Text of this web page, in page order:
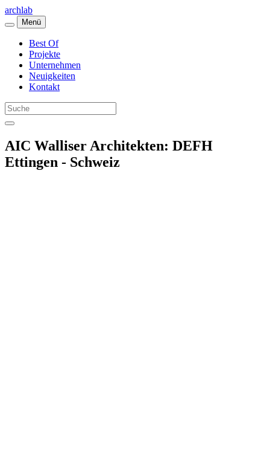
archlab
Menü
Best Of
Projekte
Unternehmen
Neuigkeiten
Kontakt
AIC Walliser Architekten: DEFH
Ettingen - Schweiz